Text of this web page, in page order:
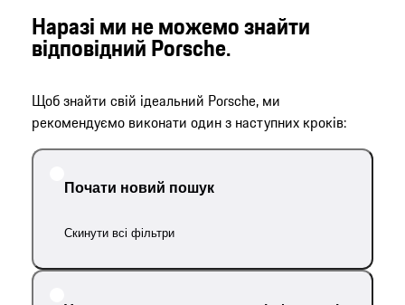
Наразі ми не можемо знайти
відповідний Porsche.
Щоб знайти свій ідеальний Porsche, ми
рекомендуємо виконати один з наступних кроків:
Почати новий пошук
Скинути всі фільтри